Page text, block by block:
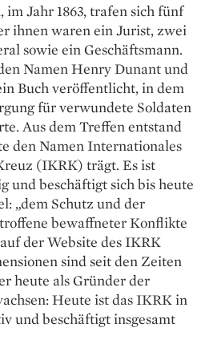
im Jahr 1863, trafen sich fünf
ihnen waren ein Jurist, zwei
sowie ein Geschäftsmann.
Namen Henry Dunant und
Buch ver­öffentlicht, in dem
für verwundete Soldaten
Aus dem Treffen entstand
den Namen Internationales
(IKRK) trägt. Es ist
und beschäftigt sich bis heute
„dem Schutz und der
bewaffneter Konflikte
der Website des IKRK
sind seit den Zeiten
heute als Gründer der
Heute ist das IKRK in
und beschäftigt insgesamt